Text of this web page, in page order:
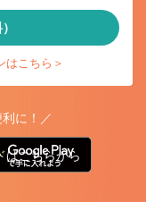
はこちら＞
に！／
はこちらから